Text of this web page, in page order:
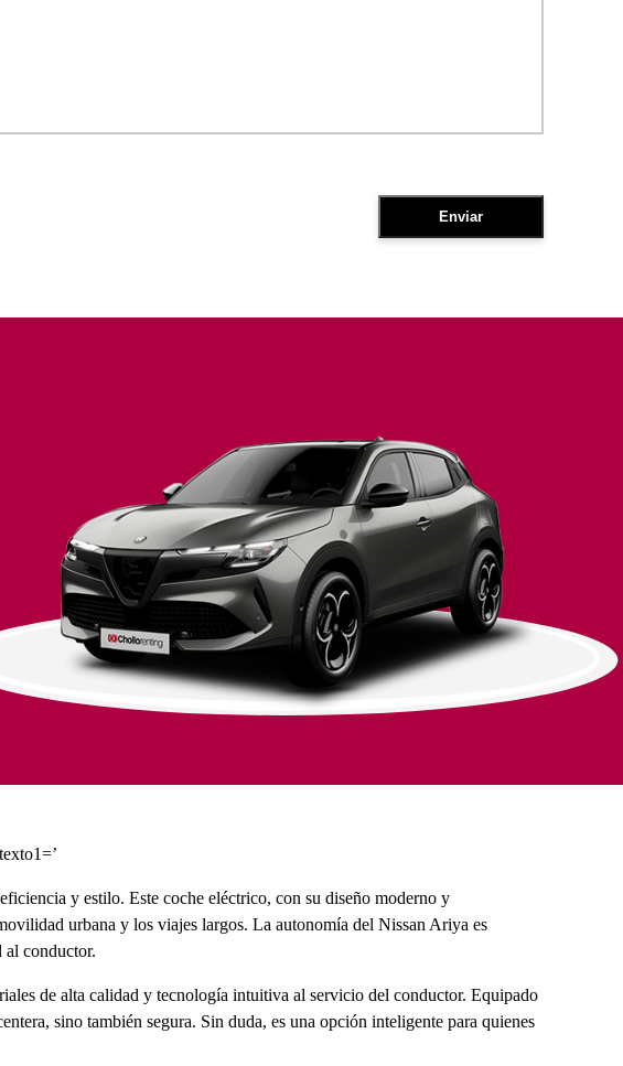
y estilo. Este coche eléctrico, con su diseño moderno y
urbana y los viajes largos. La autonomía del Nissan Ariya es
al conductor.
de alta calidad y tecnología intuitiva al servicio del conductor. Equipado
sino también segura. Sin duda, es una opción inteligente para quienes